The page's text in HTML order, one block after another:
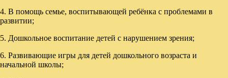
4. В помощь семье, воспитывающей ребёнка с проблемами в
развитии;
5. Дошкольное воспитание детей с нарушением зрения;
6. Развивающие игры для детей дошкольного возраста и
начальной школы;